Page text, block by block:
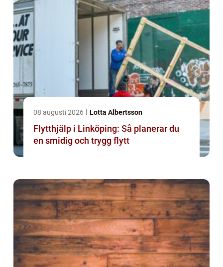
08 augusti 2026 Lotta Albertsson
Flytthjälp i Linköping: Så planerar du
en smidig och trygg flytt